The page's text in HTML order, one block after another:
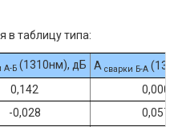
в таблицу типа:
А-Б (1310нм), дБ А сварки Б-А
0,142
0,000
-0,028
0,057